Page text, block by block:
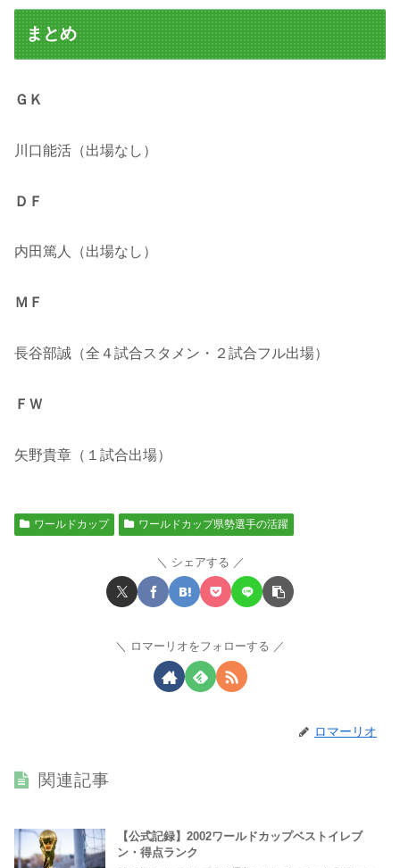
まとめ
ＧＫ
川口能活（出場なし）
ＤＦ
内田篤人（出場なし）
ＭＦ
長谷部誠（全４試合スタメン・２試合フル出場）
ＦＷ
矢野貴章（１試合出場）
ワールドカップ ワールドカップ県勢選手の活躍
シェアする
ロマーリオをフォローする
ロマーリオ
関連記事
【公式記録】2002ワールドカップベストイレブ
ン・得点ランク